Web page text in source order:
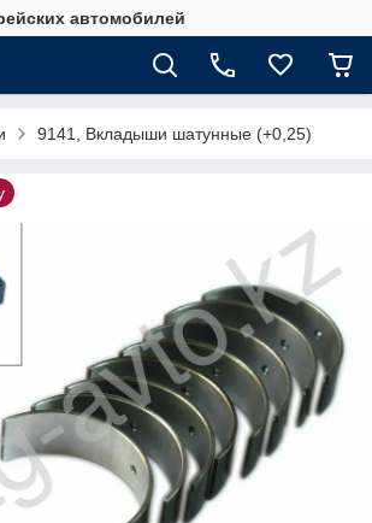
автомобилей
9141, Вкладыши шатунные (+0,25)